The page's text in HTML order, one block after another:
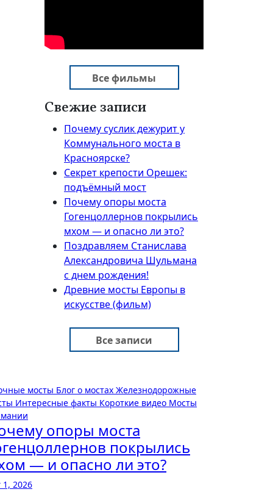
Все фильмы
Свежие записи
Почему суслик дежурит у
Коммунального моста в
Красноярске?
Секрет крепости Орешек:
подъёмный мост
Почему опоры моста
Гогенцоллернов покрылись
мхом — и опасно ли это?
Поздравляем Станислава
Александровича Шульмана
с днем рождения!
Древние мосты Европы в
искусстве (фильм)
Все записи
мосты Блог о мостах Железнодорожные
Интересные факты Короткие видео Мосты
опоры моста
покрылись
— и опасно ли это?
1, 2026